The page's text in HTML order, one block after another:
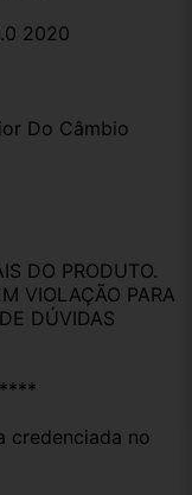
2020
Do Câmbio
DO PRODUTO.
VIOLAÇÃO PARA
DÚVIDAS
****
credenciada no